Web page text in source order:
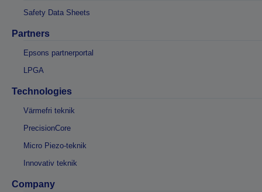
Safety Data Sheets
Partners
Epsons partnerportal
LPGA
Technologies
Värmefri teknik
PrecisionCore
Micro Piezo-teknik
Innovativ teknik
Company